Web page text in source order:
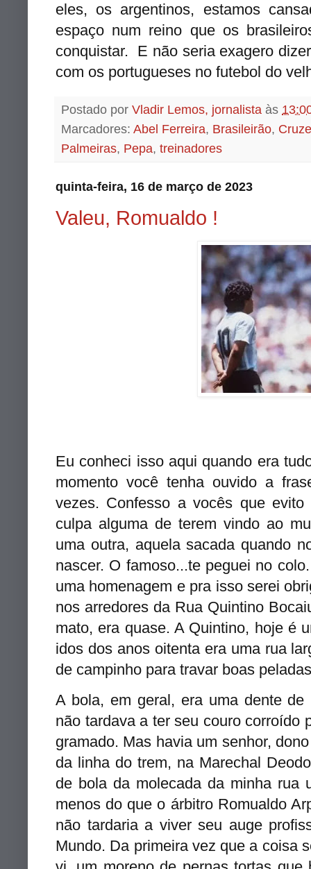
eles, os argentinos, estamos
espaço num reino que os
conquistar. E não seria exagero
com os portugueses no futebol do
Postado por Vladir Lemos, jornalista às
Marcadores: Abel Ferreira, Brasileirão,
Palmeiras, Pepa, treinadores
quinta-feira, 16 de março de 2023
Valeu, Romualdo !
Eu conheci isso aqui quando era
momento você tenha ouvido a
vezes. Confesso a vocês que
culpa alguma de terem vindo ao
uma outra, aquela sacada quando
nascer. O famoso...te peguei no
uma homenagem e pra isso serei
nos arredores da Rua Quintino
mato, era quase. A Quintino, hoje é
idos dos anos oitenta era uma rua
de campinho para travar boas
A bola, em geral, era uma dente
não tardava a ter seu couro corroído
gramado. Mas havia um senhor,
da linha do trem, na Marechal
de bola da molecada da minha rua
menos do que o árbitro Romualdo
não tardaria a viver seu auge
Mundo. Da primeira vez que a coisa